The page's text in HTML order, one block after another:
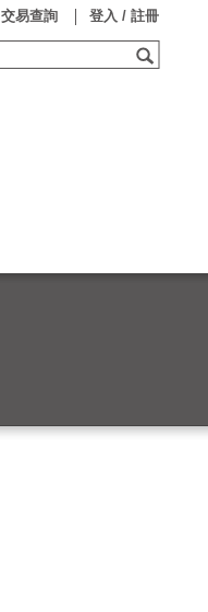
交易查詢 登入 / 註冊